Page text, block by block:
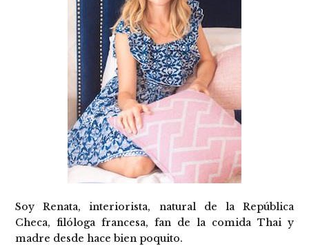
Soy Renata, interiorista, natural de la República
Checa, filóloga francesa, fan de la comida Thai y
madre desde hace bien poquito.